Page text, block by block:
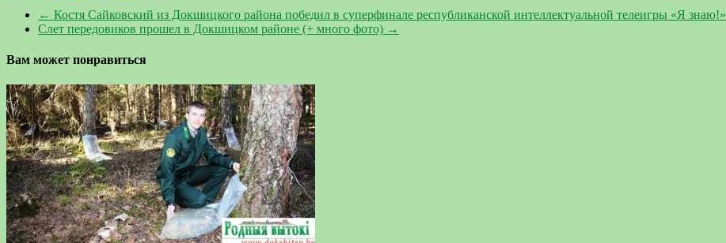
← Костя Сайковский из Докшицкого района победил в суперфинале республиканской интеллектуальной телеигры «Я знаю!»
Слет передовиков прошел в Докшицком районе (+ много фото) →
Вам может понравиться